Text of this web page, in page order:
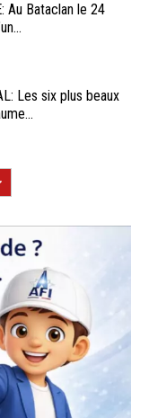
Au Bataclan le 24
Les six plus beaux